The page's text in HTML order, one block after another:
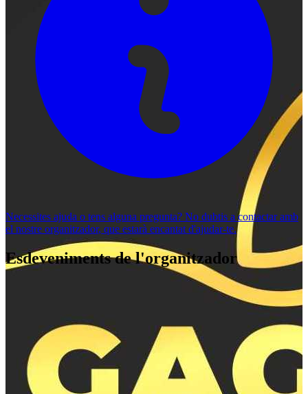
Necessites ajuda o tens alguna pregunta? No dubtis acontactar amb
el nostre organitzador, que estarà encantat d'ajudar-te.
Esdeveniments de l'organitzador
Ras Garba 2024
Gagan Mobiles